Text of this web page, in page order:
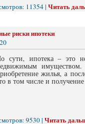
11354 | Читать
риски ипотеки
сути, ипотека – это
имуществом.
жилья, а
в том числе и
9530 | Читать